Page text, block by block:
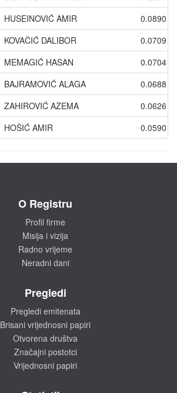
HUSEINOVIĆ AMIR
0.0890
KOVAČIĆ DALIBOR
0.0709
MEMAGIĆ HASAN
0.0704
BAJRAMOVIĆ ALAGA
0.0688
ZAHIROVIĆ AZEMA
0.0626
HOŠIĆ AMIR 0.0590
O Registru
Profil firme
Misija i vizija
Radno vrijeme
Neradni dani
Pregledi
Pregledi emitenata
Brisani vrijednosni papiri
Otvorena društva
Značajni postotci
Vrijednosni papiri